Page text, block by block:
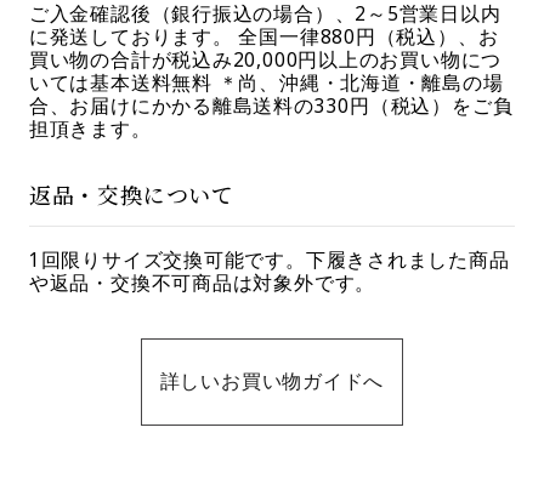
ご入金確認後（銀行振込の場合）、2～5営業日以内
に発送しております。 全国一律880円（税込）、お
買い物の合計が税込み20,000円以上のお買い物につ
いては基本送料無料 ＊尚、沖縄・北海道・離島の場
合、お届けにかかる離島送料の330円（税込）をご負
担頂きます。
返品・交換について
1回限りサイズ交換可能です。下履きされました商品
や返品・交換不可商品は対象外です。
詳しいお買い物ガイドへ